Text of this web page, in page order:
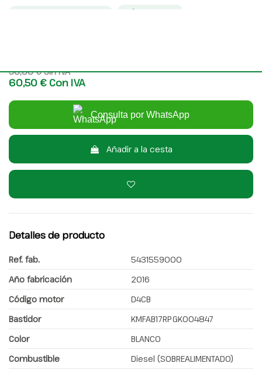
50,00 € Sin IVA
60,50 € Con IVA
Consulta por WhatsApp
Añadir a la cesta
Detalles de producto
Ref. fab.
5431559000
Año fabricación
2016
Código motor
D4CB
Bastidor
KMFAB17RPGK004847
Color
BLANCO
Combustible
Diesel (SOBREALIMENTADO)